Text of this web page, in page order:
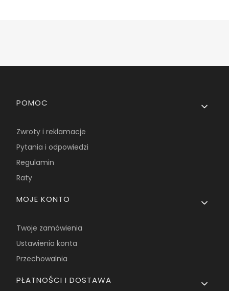
Linki w stopce
POMOC
Zwroty i reklamacje
Pytania i odpowiedzi
Regulamin
Raty
MOJE KONTO
Twoje zamówienia
Ustawienia konta
Przechowalnia
PŁATNOŚCI I DOSTAWA